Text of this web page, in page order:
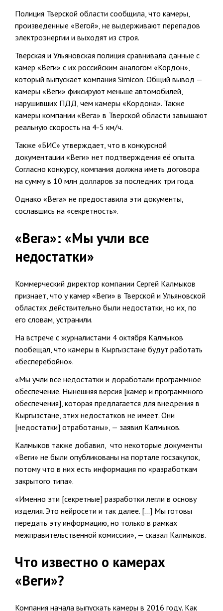
Полиция Тверской области сообщила, что камеры,
произведенные «Вегой», не выдерживают перепадов
электроэнергии и выходят из строя.
Тверская и Ульяновская полиция сравнивала данные с
камер «Веги» с их российским аналогом «Кордон»,
который выпускает компания Simicon. Общий вывод —
камеры «Веги» фиксируют меньше автомобилей,
нарушивших ПДД, чем камеры «Кордона». Также
камеры компании «Вега» в Тверской области завышают
реальную скорость на 4-5 км/ч.
Также «БИС» утверждает, что в конкурсной
документации «Веги» нет подтверждения её опыта.
Согласно конкурсу, компания должна иметь договора
на сумму в 10 млн долларов за последних три года.
Однако «Вега» не предоставила эти документы,
сославшись на «секретность».
«Вега»: «Мы учли все
недостатки»
Коммерческий директор компании Сергей Калмыков
признает, что у камер «Веги» в Тверской и Ульяновской
областях действительно были недостатки, но их, по
его словам, устранили.
На встрече с журналистами 4 октября Калмыков
пообещал, что камеры в Кыргызстане будут работать
«бесперебойно».
«Мы учли все недостатки и доработали программное
обеспечение. Нынешняя версия [камер и программного
обеспечения], которая предлагается для внедрения в
Кыргызстане, этих недостатков не имеет. Они
[недостатки] отработаны», — заявил Калмыков.
Калмыков также добавил, что некоторые документы
«Веги» не были опубликованы на портале госзакупок,
потому что в них есть информация по «разработкам
закрытого типа».
«Именно эти [секретные] разработки легли в основу
изделия. Это нейросети и так далее. […] Мы готовы
передать эту информацию, но только в рамках
межправительственной комиссии», — сказал Калмыков.
Что известно о камерах
«Веги»?
Компания начала выпускать камеры в 2016 году. Как